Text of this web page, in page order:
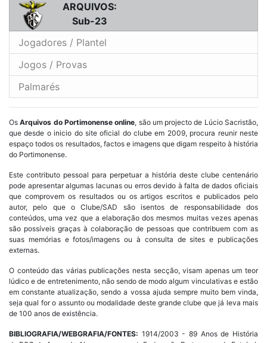
ARQUIVOS:
Sub-23
Jogadores / Plantel
Jogos / Provas
Palmarés
OsArquivos do Portimonense online, são um projecto de Lúcio Sacristão,
que desde o inicio do site oficial do clube em 2009, procura reunir neste
espaço todos os resultados, factos e imagens que digam respeito à história
do Portimonense.
Este contributo pessoal para perpetuar a história deste clube centenário
pode apresentar algumas lacunas ou erros devido à falta de dados oficiais
que comprovem os resultados ou os artigos escritos e publicados pelo
autor, pelo que o Clube/SAD são isentos de responsabilidade dos
conteúdos, uma vez que a elaboração dos mesmos muitas vezes apenas
são possíveis graças à colaboração de pessoas que contribuem com as
suas memórias e fotos/imagens ou à consulta de sites e publicações
externas.
O conteúdo das várias publicações nesta secção, visam apenas um teor
lúdico e de entretenimento, não sendo de modo algum vinculativas e estão
em constante atualização, sendo a vossa ajuda sempre muito bem vinda,
seja qual for o assunto ou modalidade deste grande clube que já leva mais
de 100 anos de existência.
BIBLIOGRAFIA/WEBGRAFIA/FONTES: 1914/2003 - 89 Anos de História